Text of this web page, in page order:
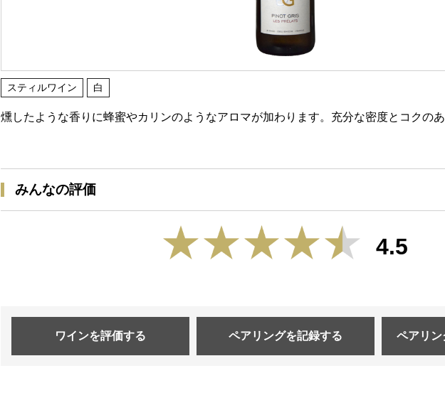
スティルワイン 白
燻したような香りに蜂蜜やカリンのようなアロマが加わります。充分な密度とコクのあ
みんなの評価
4.5
ワインを評価する ペアリングを記録する ペアリン